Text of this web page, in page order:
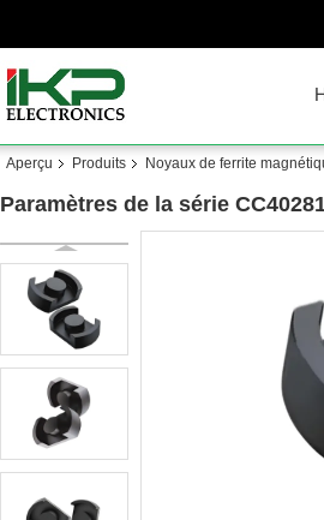
Aperçu Produits Noyaux de ferrite
Paramètres de la série